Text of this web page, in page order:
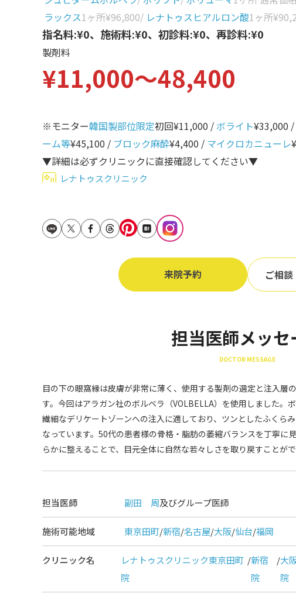
50代
60代
80代
Region
地域から探す
名古屋
仙台
福岡
ラックス1ヶ所¥96,800/ レナトゥスヒアルロン酸1ヶ所
指名料:¥0、施術料:¥0、初診料:¥0、再診料:¥0
製剤料
¥11,000〜48,400
※モニター韓国製部位限定初回¥11,000 / ボライト¥33,000 /
ーム等¥45,100 / ブロック麻酔¥4,400 / マイクロカニューレ
▼詳細は必ずクリニックに直接確認してください▼
レナトゥスクリニック
来院予約 ご相
担当医師メッセ
DOCTOR MESSAGE
目の下の眼窩縁は皮膚が非常に薄く、使用する製剤の選定と注入層
す。今回はアラガン社のボルベラ（VOLBELLA）を使用しました。
繊細なデリケートゾーンへの注入に適しており、ツンとしたふくら
なっています。50代の患者様の骨格・脂肪の萎縮バランスを丁寧に
らかに整えることで、目元全体に自然な若々しさを取り戻すことがで
担当医師 副田 周及びグループ医師
施術可能地域 東京田町/新宿/名古屋/大阪/仙台/福岡
クリニック名
レナトゥスクリニック東京田町
院
/新宿
院
/大
院